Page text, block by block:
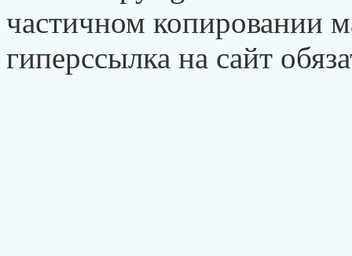
частичном копировании
гиперссылка на сайт